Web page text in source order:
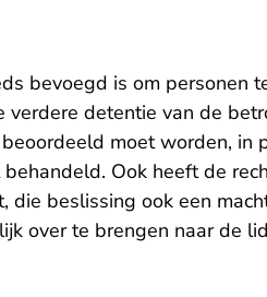
bevoegd is om personen
detentie van de
moet worden, in
Ook heeft de
die beslissing ook een
over te brengen naar de